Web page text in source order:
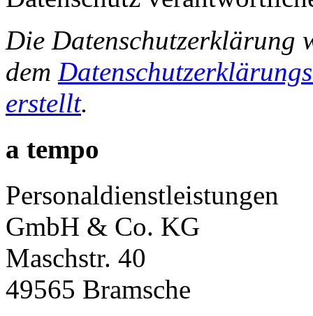
Die Datenschutzerklärung
dem
erstellt.
a tempo
Personaldienstleistungen
GmbH & Co. KG
Maschstr. 40
49565 Bramsche